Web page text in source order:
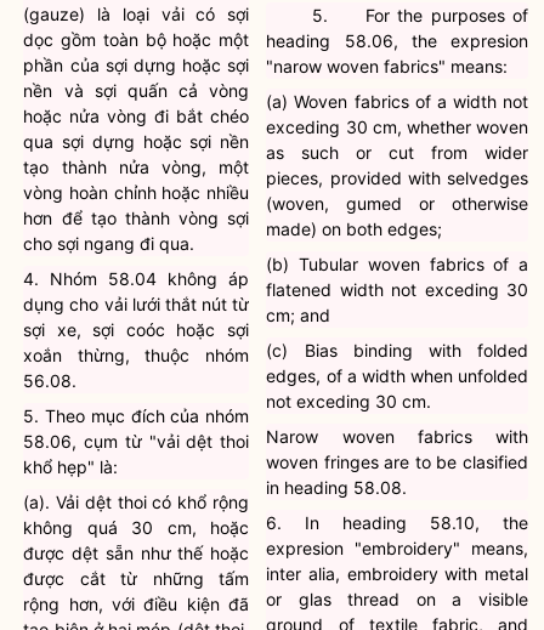
(gauze) là loại vải có sợi
dọc gồm toàn bộ hoặc một
phần của sợi dựng hoặc sợi
nền và sợi quấn cả vòng
hoặc nửa vòng đi bắt chéo
qua sợi dựng hoặc sợi nền
tạo thành nửa vòng, một
vòng hoàn chỉnh hoặc nhiều
hơn để tạo thành vòng sợi
cho sợi ngang đi qua.
4. Nhóm 58.04 không áp
dụng cho vải lưới thắt nút từ
sợi xe, sợi coóc hoặc sợi
xoắn thừng, thuộc nhóm
56.08.
5. Theo mục đích của nhóm
58.06, cụm từ "vải dệt thoi
khổ hẹp" là:
(a). Vải dệt thoi có khổ rộng
không quá 30 cm, hoặc
được dệt sẵn như thế hoặc
được cắt từ những tấm
rộng hơn, với điều kiện đã
5.
For the purposes of
heading 58.06, the expresion
"narow woven fabrics" means:
(a) Woven fabrics of a width not
exceding 30 cm, whether woven
as such or cut from wider
pieces, provided with selvedges
(woven, gumed or otherwise
made) on both edges;
(b) Tubular woven fabrics of a
flatened width not exceding 30
cm; and
(c) Bias binding with folded
edges, of a width when unfolded
not exceding 30 cm.
Narow woven fabrics with
woven fringes are to be clasified
in heading 58.08.
6. In heading 58.10, the
expresion "embroidery" means,
inter alia, embroidery with metal
or glas thread on a visible
ground of textile fabric, and